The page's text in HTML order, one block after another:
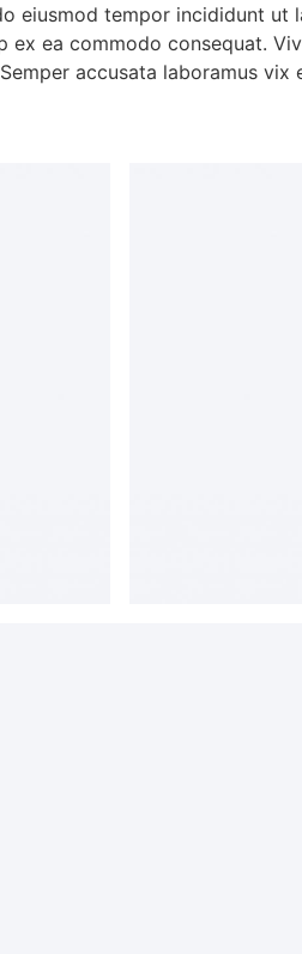
eiusmod tempor incididunt ut
ea commodo consequat.
accusata laboramus vix